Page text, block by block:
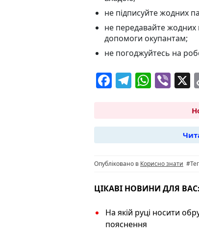
не підписуйте жодних
не передавайте жодних
допомоги окупантам;
не погоджуйтесь на
F
e
b
o
k
T
g
ra
m
W
s
A
p
Vi X
Опубліковано в Корисно знати
ЦІКАВІ НОВИНИ ДЛЯ ВАС:
На якій руці носити
пояснення